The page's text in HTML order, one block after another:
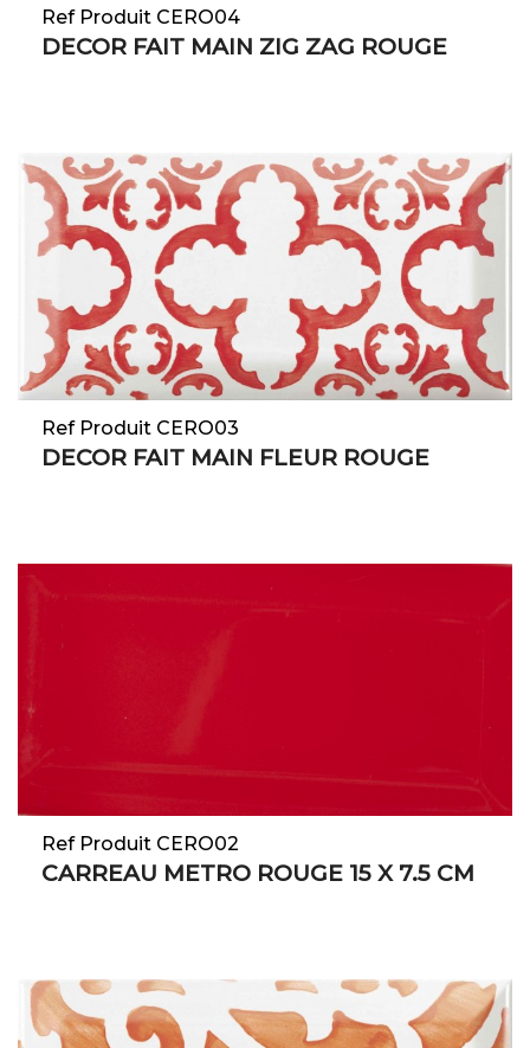
Ref Produit CERO04
DECOR FAIT MAIN ZIG ZAG ROUGE
Ref Produit CERO03
DECOR FAIT MAIN FLEUR ROUGE
Ref Produit CERO02
CARREAU METRO ROUGE 15 X 7.5 CM